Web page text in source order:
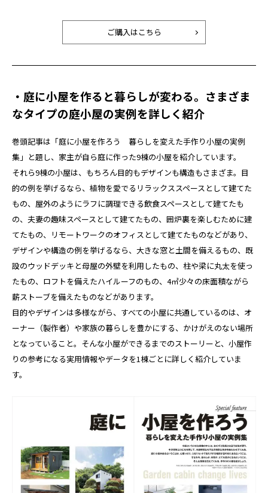
ご購入はこちら
・庭に小屋を作ると暮らしが変わる。さまざま
なタイプの庭小屋の実例を詳しく紹介
巻頭記事は「庭に小屋を作ろう 暮らしを変えた手作り小屋の実例
集」と題し、家主が自ら庭に作った9棟の小屋を紹介しています。
それら9棟の小屋は、もちろん目的もデザインも構造もさまざま。目
的の例を挙げるなら、植物を愛でるリラックススペースとして建てた
もの、屋外のようにラフに調理できる飲食スペースとして建てたも
の、夫妻の趣味スペースとして建てたもの、囲炉裏を楽しむために建
てたもの、リモートワークのオフィスとして建てたものなどがあり、
デザインや構造の例を挙げるなら、大きな窓と土間を備えるもの、既
設のウッドデッキと母屋の外壁を利用したもの、柱や梁に丸太を使っ
たもの、ロフトを備えたハイルーフのもの、4㎡少々の床面積ながら
薪ストーブを備えたものなどがあります。
目的やデザインは多様ながら、すべての小屋に共通しているのは、オ
ーナー（製作者）や家族の暮らしを豊かにする、かけがえのない場所
となっていること。そんな小屋ができるまでのストーリーと、小屋作
りの参考になる実用情報やデータを1棟ごとに詳しく紹介していま
す。